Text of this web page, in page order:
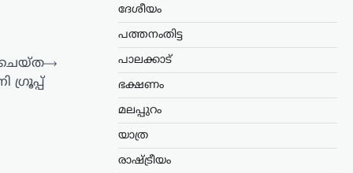
ചെയ്ത⟶
ദേശീയം
പത്തനംതിട്ട
പാലക്കാട്
ഭക്ഷണം
മലപ്പുറം
യാത്ര
രാഷ്ട്രീയം